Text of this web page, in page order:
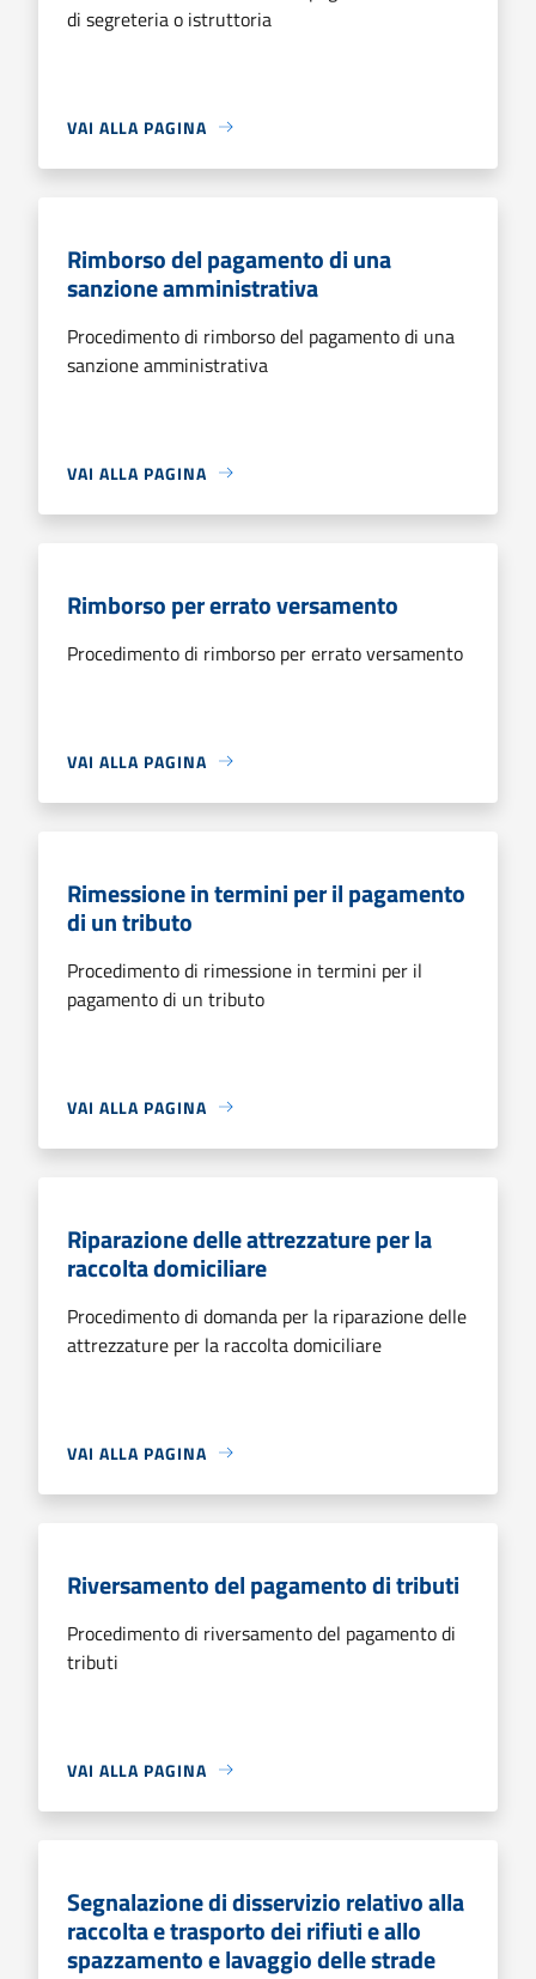
di segreteria o istruttoria
VAI ALLA PAGINA
Rimborso del pagamento di una
sanzione amministrativa
Procedimento di rimborso del pagamento di una
sanzione amministrativa
VAI ALLA PAGINA
Rimborso per errato versamento
Procedimento di rimborso per errato versamento
VAI ALLA PAGINA
Rimessione in termini per il pagamento
di un tributo
Procedimento di rimessione in termini per il
pagamento di un tributo
VAI ALLA PAGINA
Riparazione delle attrezzature per la
raccolta domiciliare
Procedimento di domanda per la riparazione delle
attrezzature per la raccolta domiciliare
VAI ALLA PAGINA
Riversamento del pagamento di tributi
Procedimento di riversamento del pagamento di
tributi
VAI ALLA PAGINA
Segnalazione di disservizio relativo alla
raccolta e trasporto dei rifiuti e allo
spazzamento e lavaggio delle strade